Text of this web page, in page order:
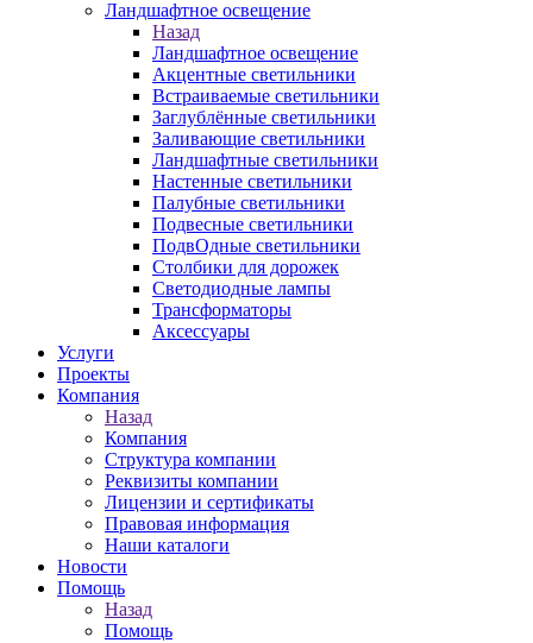
Ландшафтное освещение
Назад
Ландшафтное освещение
Акцентные светильники
Встраиваемые светильники
Заглублённые светильники
Заливающие светильники
Ландшафтные светильники
Настенные светильники
Палубные светильники
Подвесные светильники
ПодвОдные светильники
Столбики для дорожек
Светодиодные лампы
Трансформаторы
Аксессуары
Услуги
Проекты
Компания
Назад
Компания
Структура компании
Реквизиты компании
Лицензии и сертификаты
Правовая информация
Наши каталоги
Новости
Помощь
Назад
Помощь